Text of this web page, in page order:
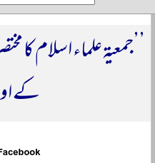
’’جمعیۃ علماء اسلام کا
کے